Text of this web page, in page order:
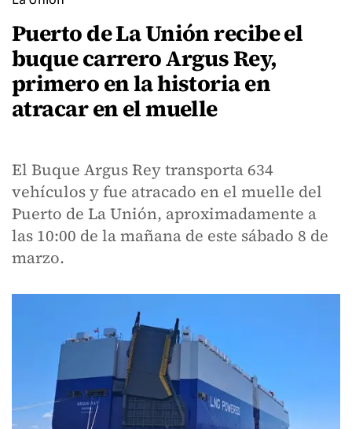
Puerto de La Unión recibe el
buque carrero Argus Rey,
primero en la historia en
atracar en el muelle
El Buque Argus Rey transporta 634
vehículos y fue atracado en el muelle del
Puerto de La Unión, aproximadamente a
las 10:00 de la mañana de este sábado 8 de
marzo.